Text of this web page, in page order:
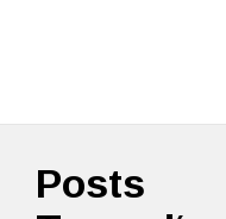
Posts